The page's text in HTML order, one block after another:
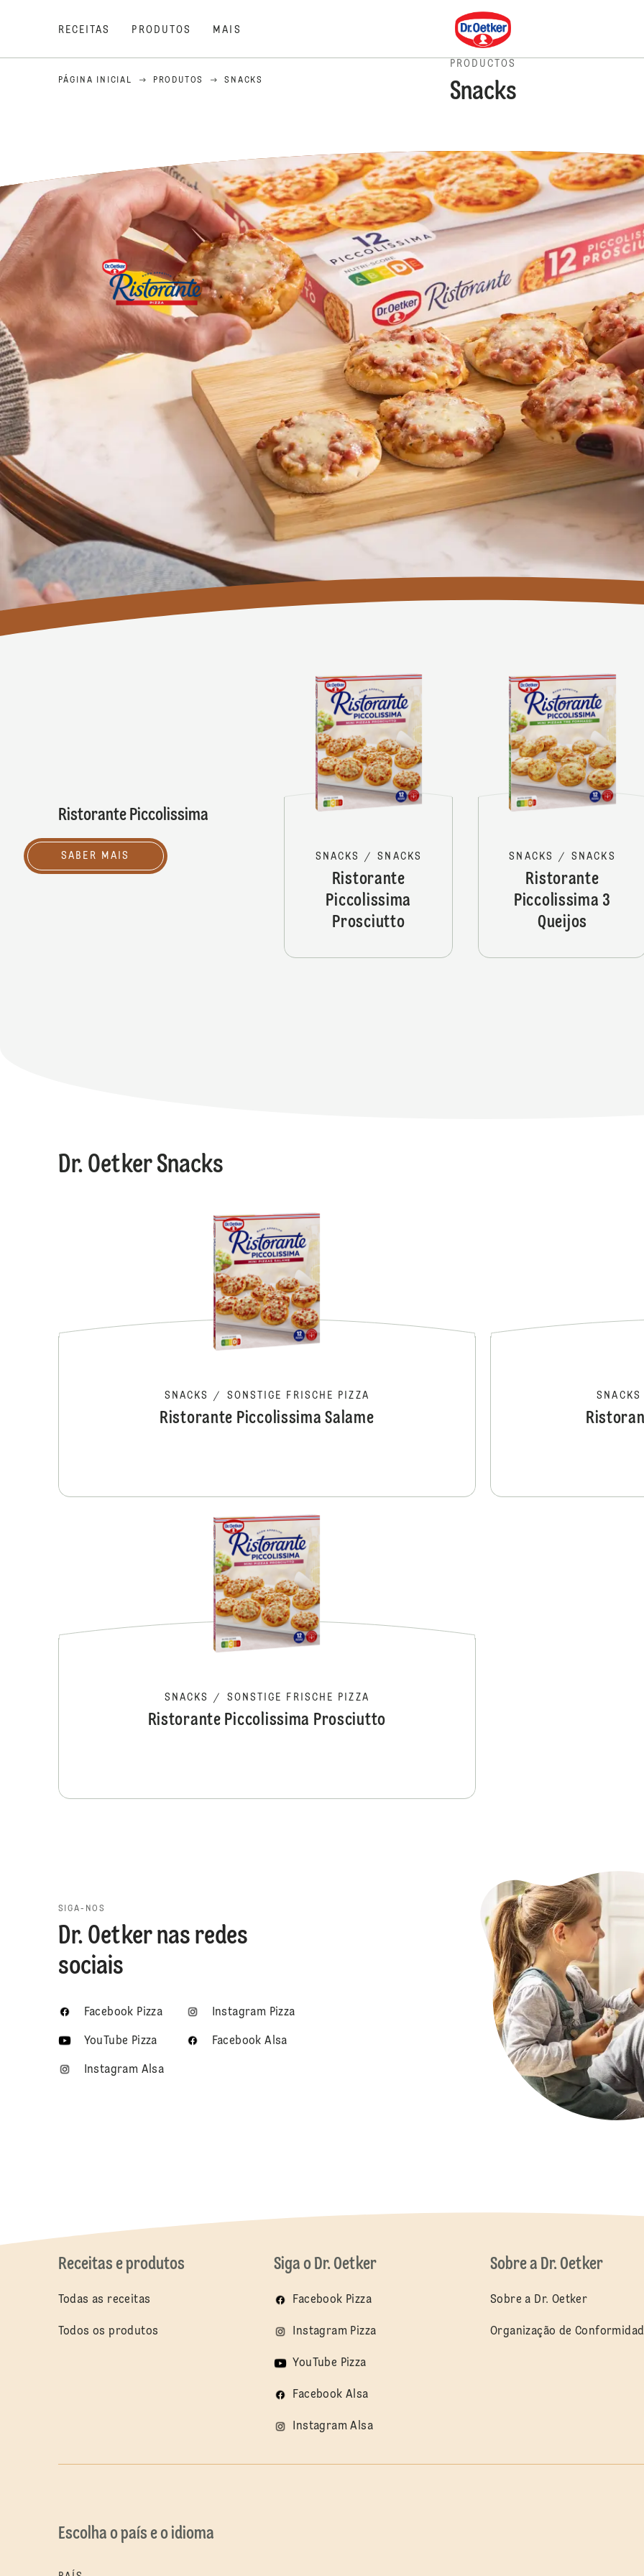
RECEITAS PRODUTOS MAIS
Dr. Oetker
PÁGINA INICIAL PRODUTOS SNACKS
PRODUCTOS
Snacks
Ristorante Piccolissima
SABER MAIS SNACKS / SNACKS
Ristorante
Piccolissima
Prosciutto
SNACKS / SNACKS
Ristorante
Piccolissima 3
Queijos
Dr. Oetker Snacks
SNACKS / SONSTIGE FRISCHE PIZZA
Ristorante Piccolissima Salame
SNACKS
SNACKS / SONSTIGE FRISCHE PIZZA
Ristorante Piccolissima Prosciutto
SIGA-NOS
Dr. Oetker nas redes
sociais
Facebook Pizza Instagram Pizza
YouTube Pizza Facebook Alsa
Instagram Alsa
Receitas e produtos Siga o Dr. Oetker Sobre a Dr. Oetker
Todas as receitas
Todos os produtos
Facebook Pizza
Instagram Pizza
YouTube Pizza
Facebook Alsa
Instagram Alsa
Sobre a Dr. Oetker
Organização de
Escolha o país e o idioma